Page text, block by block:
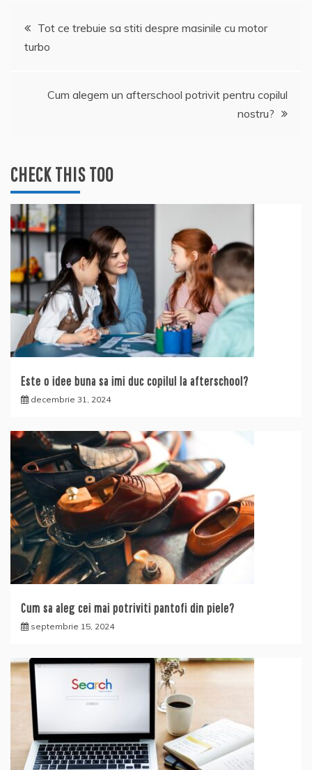
Navigare
articole
Tot ce trebuie sa stiti despre masinile cu motor
turbo
Cum alegem un afterschool potrivit pentru copilul
nostru?
CHECK THIS TOO
Este o idee buna sa imi duc copilul la afterschool?
decembrie 31, 2024
Cum sa aleg cei mai potriviti pantofi din piele?
septembrie 15, 2024